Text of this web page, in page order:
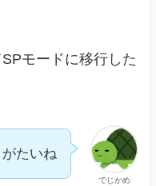
モードに移行した
でじかめ
たいね